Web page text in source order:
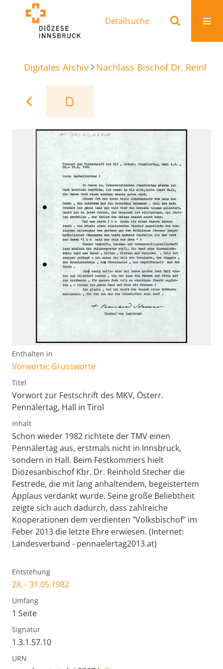
Detailsuche
Digitales Archiv Nachlass Bischof Dr.
Enthalten in
Vorworte; Grussworte
Titel
Vorwort zur Festschrift des MKV, Österr.
Pennälertag, Hall in Tirol
Inhalt
Schon wieder 1982 richtete der TMV einen
Pennälertag aus, erstmals nicht in Innsbruck,
sondern in Hall. Beim Festkommers hielt
Diözesanbischof Kbr. Dr. Reinhold Stecher die
Festrede, die mit lang anhaltendem, begeistertem
Applaus verdankt wurde. Seine große Beliebtheit
zeigte sich auch dadurch, dass zahlreiche
Kooperationen dem verdienten "Volksbischof" im
Feber 2013 die letzte Ehre erwiesen. (Internet:
Landesverband - pennaelertag2013.at)
Entstehung
28. - 31.05.1982
Umfang
1 Seite
Signatur
1.3.1.57.10
URN